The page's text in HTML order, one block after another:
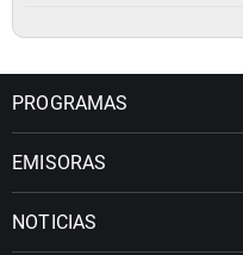
PROGRAMAS
EMISORAS
NOTICIAS